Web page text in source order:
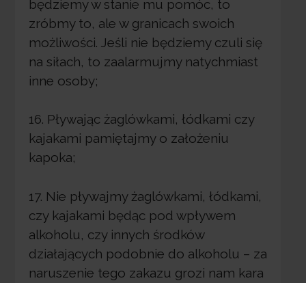
będziemy w stanie mu pomóc, to
zróbmy to, ale w granicach swoich
możliwości. Jeśli nie będziemy czuli się
na siłach, to zaalarmujmy natychmiast
inne osoby;
16. Pływając żaglówkami, łódkami czy
kajakami pamiętajmy o założeniu
kapoka;
17. Nie pływajmy żaglówkami, łódkami,
czy kajakami będąc pod wpływem
alkoholu, czy innych środków
działających podobnie do alkoholu – za
naruszenie tego zakazu grozi nam kara